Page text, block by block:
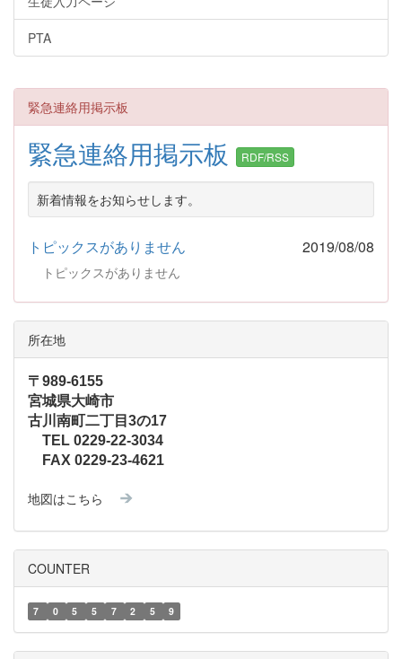
PTA
緊急連絡用掲示板
緊急連絡用掲示板 RDF/RSS
新着情報をお知らせします。
トピックスがありません 2019/08/08
トピックスがありません
所在地
〒989-6155
宮城県大崎市
古川南町二丁目3の17
TEL 0229-22-3034
FAX 0229-23-4621
地図はこちら
COUNTER
7 0 5 5 7 2 5 9